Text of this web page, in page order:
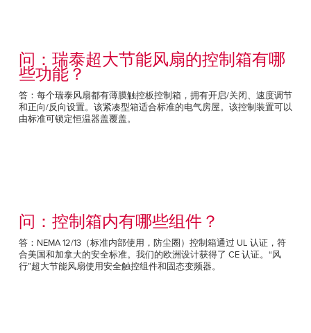
问：瑞泰超大节能风扇的控制箱有哪
些功能？
答：每个瑞泰风扇都有薄膜触控板控制箱，拥有开启/关闭、速度调节
和正向/反向设置。该紧凑型箱适合标准的电气房屋。该控制装置可以
由标准可锁定恒温器盖覆盖。
问：控制箱内有哪些组件？
答：NEMA 12/13（标准内部使用，防尘圈）控制箱通过 UL 认证，符
合美国和加拿大的安全标准。我们的欧洲设计获得了 CE 认证。“风
行”超大节能风扇使用安全触控组件和固态变频器。